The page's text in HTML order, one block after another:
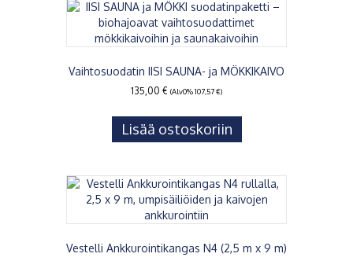
Vaihtosuodatin IISI SAUNA- ja MÖKKIKAIVO
135,00 € (Alv0%107,57€)
Lisää ostoskoriin
Vestelli Ankkurointikangas N4 (2,5 m x 9 m)